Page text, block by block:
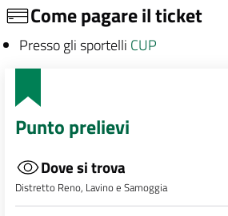
Come pagare il ticket
Presso gli sportelli CUP
Punto prelievi
Dove si trova
Distretto Reno, Lavino e Samoggia